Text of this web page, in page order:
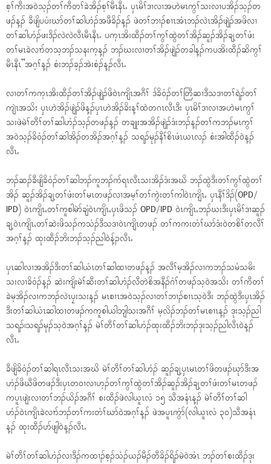
စ့ၢ်ကီးအ၀ဲသ့ၣ်တၢ်ကီတၢ်ခဲအိၣ်စ့ၢ်မီၤနီၤႉ ၦၤမိၢ်ဒၢလၢအဟဲမၤကွၢ်သးလၢပအိၣ်သ့ၣ်တ
ဖၣ်န့ၣ် ခီဖျိပပံးဃာ်တၢ်ဆါဟံၣ်အဖီခိၣ်န့ၣ် ဖဲတၢ်ဘၢၣ်စၢၤအံၤဘၣ်လဲၤအိၣ်ဖျဲၣ်အဖိလၢ
တၢ်ဆါဟံၣ်ဖးဒိၣ်လဲလဲလီၤမီၤနီၤႉ ပက့ၤအိးထီၣ်တၢ်ကွၢ်ထွဲတၢ်အိၣ်ဆူၣ်အိၣ်ချ့တၢ်ဖံး
တၢ်မၤခဲလၢာ်တသ့ဘၣ်သနးက့န့ၣ် ဘၣ်ဃးလၢတၢ်အိၣ်ဖျဲၣ်တခါန့ၣ်ကပအိးထီၣ်ဆိကွၢ်
မီၤနီၤ”အဂ့ၢ်န့ၣ် စံးဘၣ်ခ့ၣ်အဲးစံၣ်န့ၣ်လီၤႉ
လၢတၢ်ကက့ၤအိးထီၣ်တၢ်အိၣ်ဖျဲၣ်ဖိ၀ဲၤကျိၤအဂီၢ် ဒ်ခိ၀ံၣ်တၢ်တြီဆၢဒီသဒၢတၢ်ရဲၣ်တၢ်
ကျဲၤအသိး ၦၤဟဲအိၣ်ဖျဲၣ်ဖိန့ၣ်ၦၤဟဲအိၣ်ခိးန့ၢ်ထဲတဂၤလီၤဒီး ၦၤမိၢ်ဒၢလၢအဟဲမၤကွၢ်
သးဖဲမဲၢ်တီၢ်တၢ်ဆါဟံၣ်သ့ၣ်တဖၣ်န့ၣ် တချုးအအိၣ်ဖျဲၣ်ဒံးဘၣ်န့ၣ်တၢ်ကဘၣ်မၤကွၢ်
အ၀ဲသ့ၣ်ခိ၀ံၣ်တၢ်ဆါအိၣ်တအိၣ်အဂ့ၢ်န့ၣ် သရၣ်မုၣ်နီၢ်စိၤဖံၤယၤလၣ် စံးအါထီၣ်၀ဲန့ၣ်
လီၤႉ
ဘၣ်ဆၣ်ခီဖျိခိ၀ံၣ်တၢ်ဆါဘၣ်ကူဘၣ်ဂာ်ရၤလီၤသးအိၣ်ဒံးအဃိ ဘၣ်ထွဲဒီးတၢ်ကွၢ်ထွဲတၢ်
အိၣ် ဆူၣ်အိၣ်ချ့တၢ်ဖံးတၢ်မၤတဖၣ်လၢအမ့ၢ်တၢ်ကွဲးတၢ်ကါ၀ဲၤကျိၤႇ ၦၤနီၢ်ဒိၣ်(OPD/
IPD) ၀ဲၤကျိၤႇတၢ်ကူစါမဲာ်ချံ၀ဲၤကျိၤႇၦၤဖိသၣ် OPD/IPD ၀ဲၤကျိၤႇဘၣ်ဃးဒီးၦၤမိၢ်ဒၢဆူၣ်
ချ့၀ဲၤကျိၤႇတၢ်ဆဲးဖိသၣ်ကသံၣ်ဒီသဒၢ၀ဲၤကျိၤတဖၣ် တၢ်ကကးတံၢ်ဃာ်ဒံး၀ဲတစိၢ်တလီၢ်
အဂ့ၢ်န့ၣ် ထုးထီၣ်ဘိးဘၣ်သ့ၣ်ညါ၀ဲန့်ၣလီၤႉ
ၦၤဆါလၢအအိၣ်ဒီးတၢ်ဆါယံၤတၢ်ဆါထၢတဖၣ်န့ၣ် အလီၢ်မ့အိၣ်လၢကဘၣ်သမံသမိး
သးလၢခိ၀ံၣ်န့ၣ် ဆဲးကျိးမဲၢ်ဆီးတၢ်ဆါဟံၣ်လီတဲစိအနီၣ်ဂံၢ်တဖၣ်သ့၀ဲအသိး တၢ်ကီတၢ်
ခဲမ့အိၣ်လၢကဘၣ်လဲၤပၠးသးန့ၣ် မၤစၢၤအ၀ဲသ့ၣ်လၢတၢ်ဘၢၣ်စၢၤသ့၀ဲဒီး ဘၣ်ထွဲဒီးၦၤအိၣ်
ဒီးတၢ်ဆါယံၤဆါထၢတဖၣ်ကကူစါယါဘျါသးအဂီၢ် မ့လိၣ်ဘၣ်တၢ်မၤစၢၤန့ၣ် ဒုးသ့ၣ်ညါ
သရၣ်၊သရၣ်မုၣ်သ့၀ဲအဂ့ၢ်န့ၣ် မဲၢ်တီၢ်တၢ်ဆါဟံၣ်ထုးထီၣ်ဘိးဘၣ်ဒုးသ့ၣ်ညါလီၤ၀ဲန့ၣ်
လီၤႉ
ခီဖျိခိ၀ံၣ်တၢ်ဆါရၤလီၤသးအဃိ မဲၢ်တီၢ်တၢ်ဆါဟံၣ် ဆူၣ်ချ့ၦၤမၤတၢ်ဖိတဖၣ်ဃုာ်ဒီးအ
ဟံၣ်ဖိဃီဖိတဖၣ်ဒီးၦၤတ၀ၢလၢဟ့ၣ်တၢ်ကွၢ်ထွဲတၢ်အိၣ်ဆူၣ်အိၣ်ချ့တၢ်ဖံးတၢ်မၤတဖၣ်
ကပူၤဖျဲးလၢတၢ်ဘၣ်ယိၣ်အဂီၢ် စးထီၣ်ဖဲလါယူၤလံ ၁၅ သီအနံၤန့ၣ် မဲၢ်တီၢ်တၢ်ဆါ
ဟံၣ်၀ဲၤကျိၤခဲလၢာ်ဘၣ်တၢ်ကးတံၢ်ဃာ်၀ဲအဂ့ၢ်န့ၣ် ဖဲအပူၤကွံာ်(လါယူၤလံ ၃၀)သီအနံၤ
န့ၣ် ထုးထီၣ်ပာ်ဖျါ၀ဲန့ၣ်လီၤႉ
မဲၢ်တီၢ်တၢ်ဆါဟံၣ်လၢဒီၣ်ကထၢၣ်စ့ၣ်သံၣ်ယၣ်မီၣ်တီခိၣ်ရိၣ်မဲ၀ဲအံၤ ဘၣ်တၢ်စးထီၣ်ဒုး